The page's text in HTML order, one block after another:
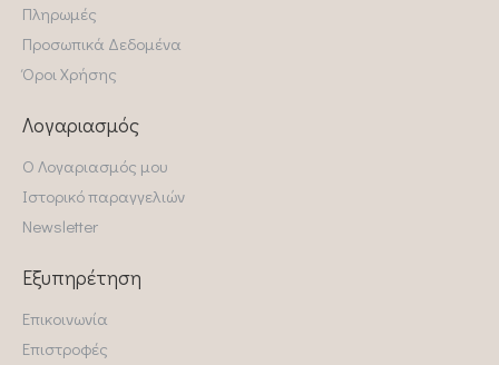
Πληρωμές
Προσωπικά Δεδομένα
Όροι Χρήσης
Λογαριασμός
Ο Λογαριασμός μου
Ιστορικό παραγγελιών
Newsletter
Εξυπηρέτηση
Επικοινωνία
Επιστροφές